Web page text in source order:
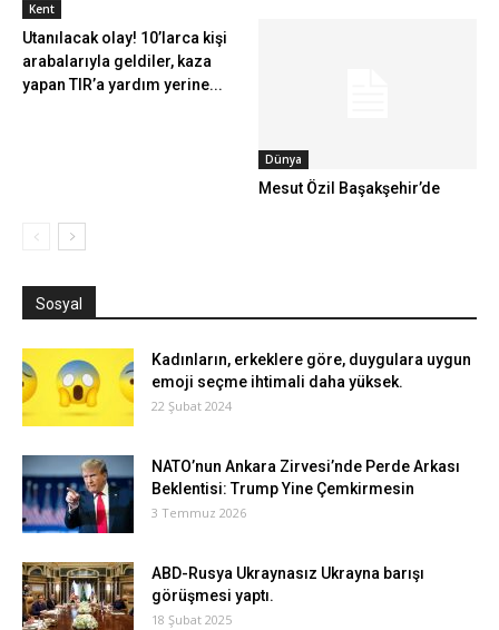
Kent
Utanılacak olay! 10’larca kişi
arabalarıyla geldiler, kaza
yapan TIR’a yardım yerine...
Dünya
Mesut Özil Başakşehir’de
Sosyal
Kadınların, erkeklere göre, duygulara uygun
emoji seçme ihtimali daha yüksek.
22 Şubat 2024
NATO’nun Ankara Zirvesi’nde Perde Arkası
Beklentisi: Trump Yine Çemkirmesin
3 Temmuz 2026
ABD-Rusya Ukraynasız Ukrayna barışı
görüşmesi yaptı.
18 Şubat 2025